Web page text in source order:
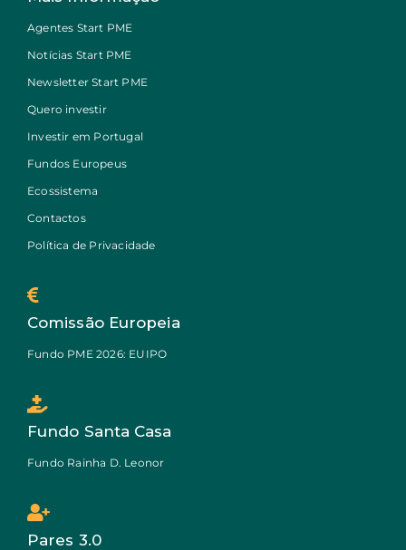
Agentes Start PME
Notícias Start PME
Newsletter Start PME
Quero investir
Investir em Portugal
Fundos Europeus
Ecossistema
Contactos
Política de Privacidade
Comissão Europeia
Fundo PME 2026: EUIPO
Fundo Santa Casa
Fundo Rainha D. Leonor
Pares 3.0